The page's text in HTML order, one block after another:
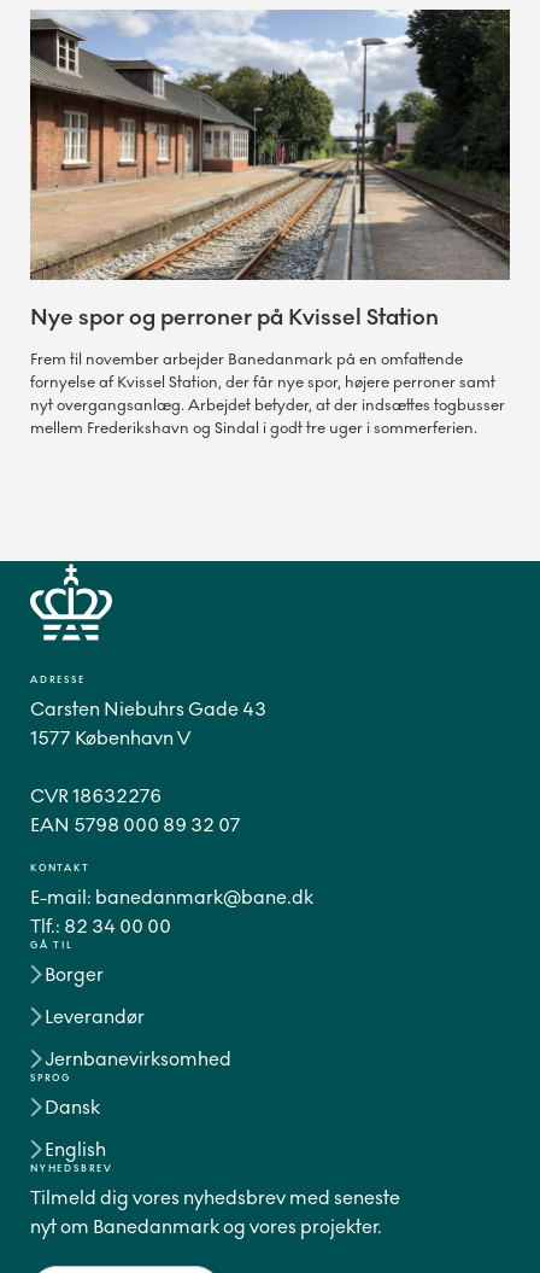
Nye spor og perroner på Kvissel Station
Frem til november arbejder Banedanmark på en omfattende
fornyelse af Kvissel Station, der får nye spor, højere perroner samt
nyt overgangsanlæg. Arbejdet betyder, at der indsættes togbusser
mellem Frederikshavn og Sindal i godt tre uger i sommerferien.
GÅ TIL
Borger
Leverandør
Jernbanevirksomhed
SPROG
Dansk
English
ADRESSE
Carsten Niebuhrs Gade 43
1577 København V
CVR 18632276
EAN 5798 000 89 32 07
KONTAKT
E-mail: banedanmark@bane.dk
Tlf.: 82 34 00 00
NYHEDSBREV
Tilmeld dig vores nyhedsbrev med seneste
nyt om Banedanmark og vores projekter.